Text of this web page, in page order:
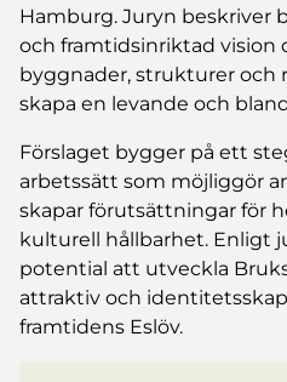
Hamburg. Juryn beskriver
och framtidsinriktad vision
byggnader, strukturer och
skapa en levande och
Förslaget bygger på ett
arbetssätt som möjliggör
skapar förutsättningar för
kulturell hållbarhet. Enligt
potential att utveckla
attraktiv och
framtidens Eslöv.